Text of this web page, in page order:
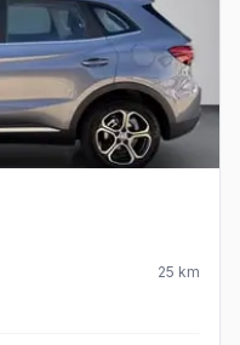
25 km